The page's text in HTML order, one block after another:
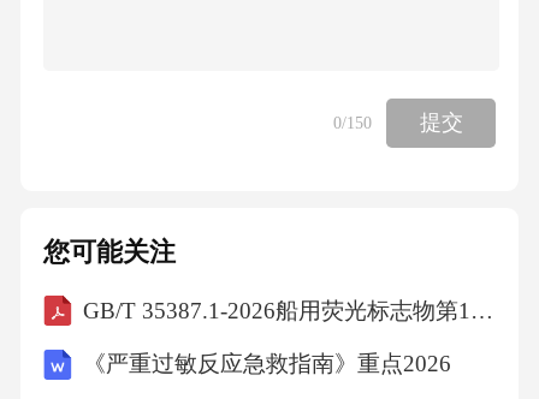
码审核和测试验证代码质量。01需求满足度验
证功能是否符合预期，满足用户需求。02系统
好，用户反馈积极。0405上线部署与用户培训
灰度发布实施策略选择部分用户或功能模块进
行灰度发布，降低风险。灰度发布范围选择对
0/150 提交
您可能关注
GB/T 35387.1-2026船用荧光标志物第1部分：安全救生标志物
《严重过敏反应急救指南》重点2026